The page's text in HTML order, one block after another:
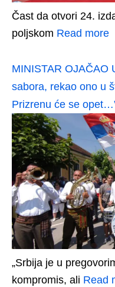
Čast da otvori 24.
poljskom Read more
MINISTAR OJAČAO
sabora, rekao ono u
Prizrenu će se
„Srbija je u
kompromis, ali Read